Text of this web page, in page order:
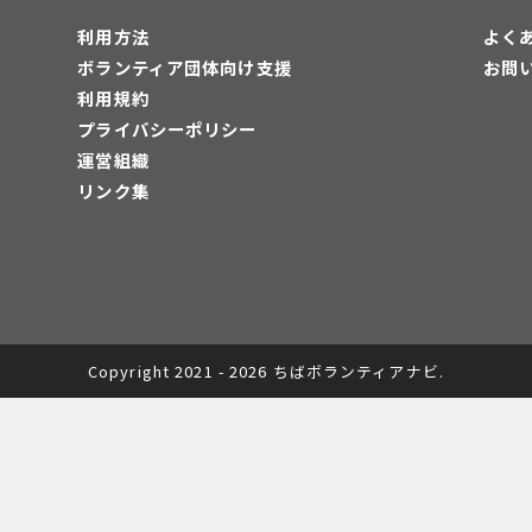
利用方法
ボランティア団体向け支援
利用規約
プライバシーポリシー
運営組織
リンク集
よく
お問
Copyright 2021 - 2026 ちばボランティアナビ.